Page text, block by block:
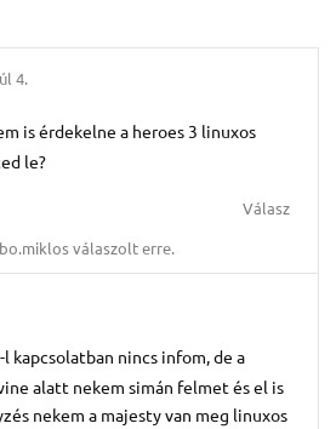
4.
is érdekelne a heroes 3 linuxos
le?
Válasz
válaszolt erre.
l kapcsolatban nincs infom, de a
alatt nekem simán felmet és el is
nekem a majesty van meg linuxos